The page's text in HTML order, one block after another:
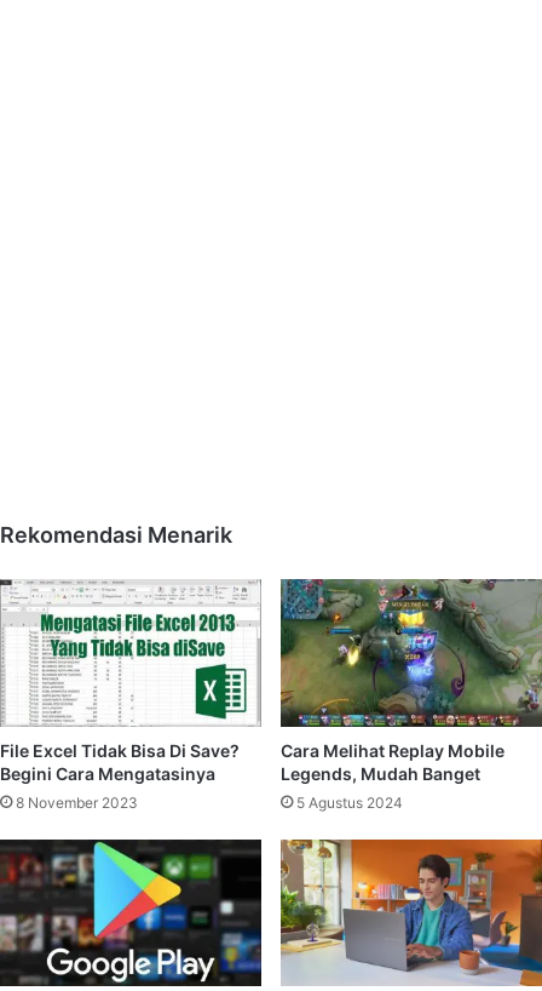
Rekomendasi Menarik
File Excel Tidak Bisa Di Save?
Begini Cara Mengatasinya
8 November 2023
Cara Melihat Replay Mobile
Legends, Mudah Banget
5 Agustus 2024